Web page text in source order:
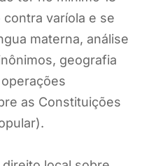
varíola e se
materna, análise
geografia
as Constituições